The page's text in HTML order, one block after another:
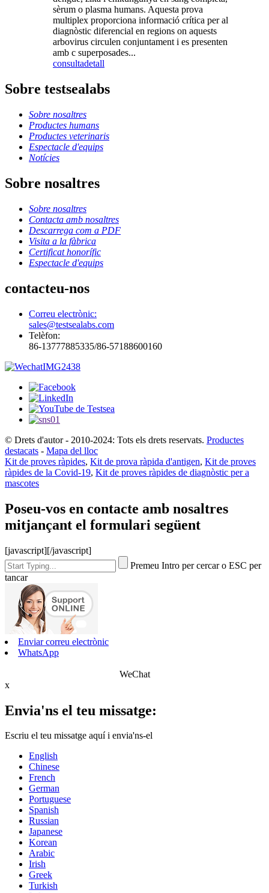
sèrum o plasma humans. Aquesta prova
multiplex proporciona informació crítica per al
diagnòstic diferencial en regions on aquests
arbovirus circulen conjuntament i es presenten
amb c superposades...
consultadetall
Sobre testsealabs
Sobre nosaltres
Productes humans
Productes veterinaris
Espectacle d'equips
Notícies
Sobre nosaltres
Sobre nosaltres
Contacta amb nosaltres
Descarrega com a PDF
Visita a la fàbrica
Certificat honorífic
Espectacle d'equips
contacteu-nos
Correu electrònic:
sales@testsealabs.com
Telèfon:
86-13777885335/86-57188600160
© Drets d'autor - 2010-2024: Tots els drets reservats. Productes
destacats - Mapa del lloc
Kit de proves ràpides, Kit de prova ràpida d'antigen, Kit de proves
ràpides de la Covid-19, Kit de proves ràpides de diagnòstic per a
mascotes
Poseu-vos en contacte amb nosaltres
mitjançant el formulari següent
[javascript][/javascript]
Premeu Intro per cercar o ESC per
tancar
Enviar correu electrònic
WhatsApp
WeChat
x
Envia'ns el teu missatge:
Escriu el teu missatge aquí i envia'ns-el
English
Chinese
French
German
Portuguese
Spanish
Russian
Japanese
Korean
Arabic
Irish
Greek
Turkish